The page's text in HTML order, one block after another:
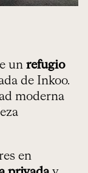
un refugio
de Inkoo.
moderna
en